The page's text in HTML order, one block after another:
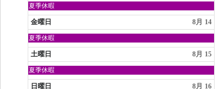
月
2026
日
曜
日,
8
月
2026
夏季休暇
金曜日 8月 14
日
曜
日,
8
月
2026
夏季休暇
土曜日 8月 15
日
曜
日,
夏季休暇
日曜日 8月 16